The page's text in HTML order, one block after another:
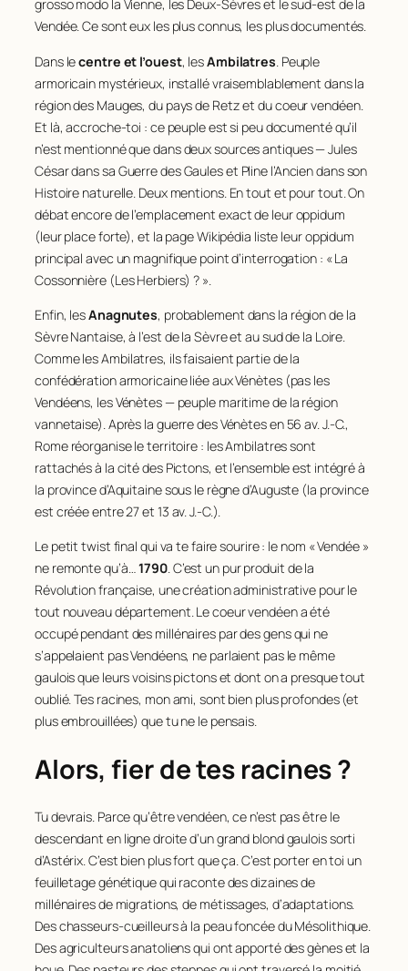
grosso modo la Vienne, les Deux-Sèvres et le sud-est de la
Vendée. Ce sont eux les plus connus, les plus documentés.
Dans lecentre et l’ouest, lesAmbilatres . Peuple
armoricain mystérieux, installé vraisemblablement dans la
région des Mauges, du pays de Retz et du coeur vendéen.
Et là, accroche-toi : ce peuple est si peu documenté qu’il
n’est mentionné que dansdeuxsources antiques — Jules
César dans sa Guerre des Gauleset Pline l’Ancien dans son
Histoire naturelle . Deux mentions. En tout et pour tout. On
débat encore de l’emplacement exact de leur oppidum
(leur place forte), et la page Wikipédia liste leur oppidum
principal avec un magnifique point d’interrogation : « La
Cossonnière (Les Herbiers) ? ».
Enfin, lesAnagnutes, probablement dans la région de la
Sèvre Nantaise, à l’est de la Sèvre et au sud de la Loire.
Comme les Ambilatres, ils faisaient partie de la
confédération armoricaine liée aux Vénètes (pas les
Vendéens, les Vénètes — peuple maritime de la région
vannetaise). Après la guerre des Vénètes en 56 av. J.-C.,
Rome réorganise le territoire : les Ambilatres sont
rattachés à la cité des Pictons, et l’ensemble est intégré à
la province d’Aquitaine sous le règne d’Auguste (la province
est créée entre 27 et 13 av. J.-C.).
Le petit twist final qui va te faire sourire : le nom « Vendée »
ne remonte qu’à…1790. C’est un pur produit de la
Révolution française, une création administrative pour le
tout nouveau département. Le coeur vendéen a été
occupé pendant des millénaires par des gens qui ne
s’appelaient pas Vendéens, ne parlaient pas le même
gaulois que leurs voisins pictons et dont on a presque tout
oublié. Tes racines, mon ami, sont bien plus profondes (et
plus embrouillées) que tu ne le pensais.
Alors, fier de tes racines ?
Tu devrais. Parce qu’être vendéen, ce n’est pas être le
descendant en ligne droite d’un grand blond gaulois sorti
d’Astérix. C’est bien plus fort que ça. C’est porter en toi un
feuilletage génétique qui raconte des dizaines de
millénaires de migrations, de métissages, d’adaptations.
Des chasseurs-cueilleurs à la peau foncée du Mésolithique.
Des agriculteurs anatoliens qui ont apporté des gènes et la